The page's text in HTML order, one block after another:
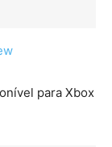
para Xbox